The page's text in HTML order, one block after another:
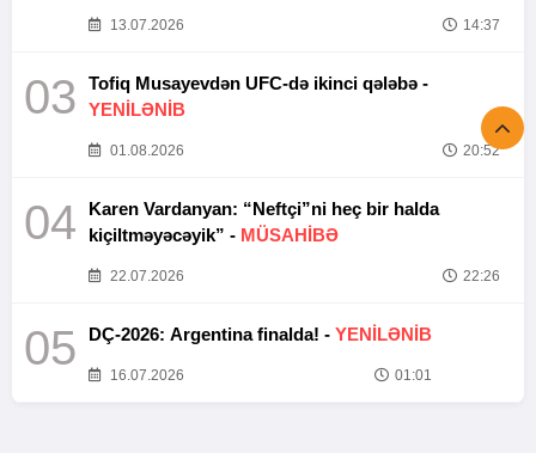
13.07.2026 14:37
03
Tofiq Musayevdən UFC-də ikinci qələbə -
YENİLƏNİB
01.08.2026 20:52
04
Karen Vardanyan: “Neftçi”ni heç bir halda
kiçiltməyəcəyik” - MÜSAHİBƏ
22.07.2026 22:26
05 DÇ-2026: Argentina finalda! - YENİLƏNİB
16.07.2026 01:01